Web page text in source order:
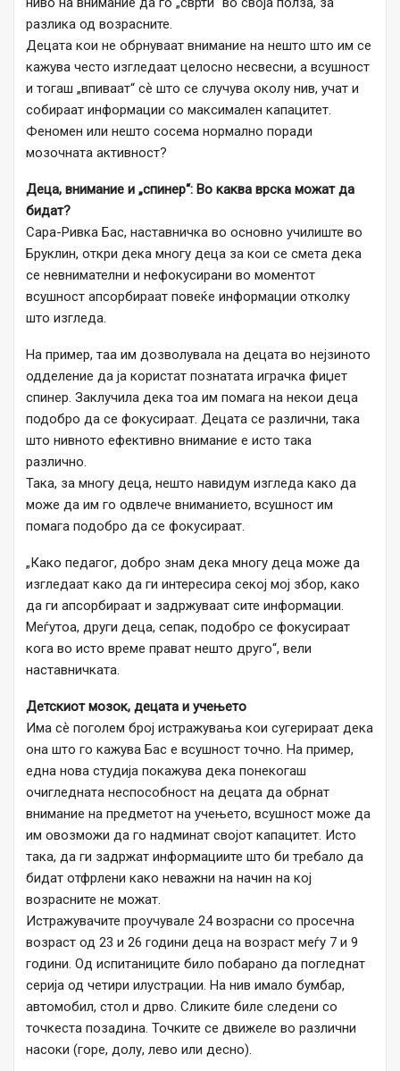
разлика од возрасните.
Децата кои не обрнуваат внимание на нешто што им се
кажува често изгледаат целосно несвесни, а всушност
и тогаш „впиваат“ сѐ што се случува околу нив, учат и
собираат информации со максимален капацитет.
Феномен или нешто сосема нормално поради
мозочната активност?
Деца, внимание и „спинер“: Во каква врска можат да
бидат?
Сара-Ривка Бас, наставничка во основно училиште во
Бруклин, откри дека многу деца за кои се смета дека
се невнимателни и нефокусирани во моментот
всушност апсорбираат повеќе информации отколку
што изгледа.
На пример, таа им дозволувала на децата во нејзиното
одделение да ја користат познатата играчка фиџет
спинер. Заклучила дека тоа им помага на некои деца
подобро да се фокусираат. Децата се различни, така
што нивното ефективно внимание е исто така
различно.
Така, за многу деца, нешто навидум изгледа како да
може да им го одвлече вниманието, всушност им
помага подобро да се фокусираат.
„Како педагог, добро знам дека многу деца може да
изгледаат како да ги интересира секој мој збор, како
да ги апсорбираат и задржуваат сите информации.
Меѓутоа, други деца, сепак, подобро се фокусираат
кога во исто време прават нешто друго“, вели
наставничката.
Детскиот мозок, децата и учењето
Има сѐ поголем број истражувања кои сугерираат дека
она што го кажува Бас е всушност точно. На пример,
една нова студија покажува дека понекогаш
очигледната неспособност на децата да обрнат
внимание на предметот на учењето, всушност може да
им овозможи да го надминат својот капацитет. Исто
така, да ги задржат информациите што би требало да
бидат отфрлени како неважни на начин на кој
возрасните не можат.
Истражувачите проучувале 24 возрасни со просечна
возраст од 23 и 26 години деца на возраст меѓу 7 и 9
години. Од испитаниците било побарано да погледнат
серија од четири илустрации. На нив имало бумбар,
автомобил, стол и дрво. Сликите биле следени со
точкеста позадина. Точките се движеле во различни
насоки (горе, долу, лево или десно).